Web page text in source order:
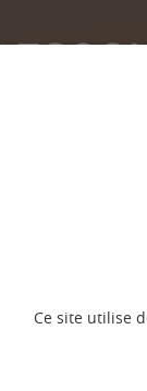
Ce site utilise